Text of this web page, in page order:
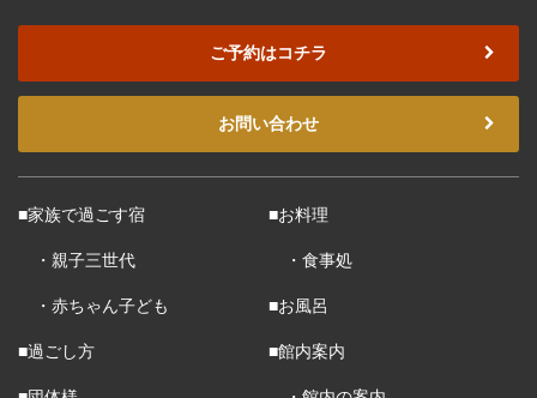
ご予約はコチラ
お問い合わせ
■家族で過ごす宿
・親子三世代
・赤ちゃん子ども
■過ごし方
■お料理
・食事処
■お風呂
■館内案内